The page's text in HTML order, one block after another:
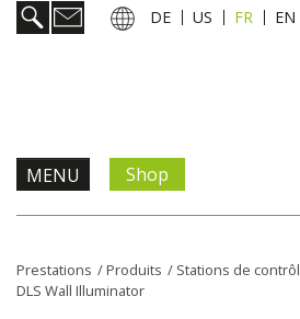
DE US FR EN
MENU
Informations & services
Shop
Prestations /Produits / Stations de
DLS Wall Illuminator